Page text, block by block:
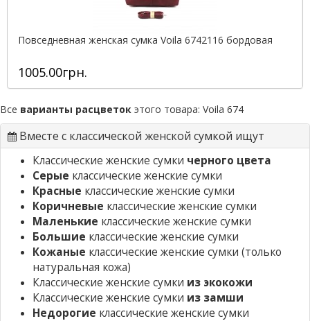
Повседневная женская сумка Voila 6742116 бордовая
1005.00грн.
Все варианты расцветок этого товара: Voila 674
Вместе с классической женской сумкой ищут
Классические женские сумки черного цвета
Серые классические женские сумки
Красные классические женские сумки
Коричневые классические женские сумки
Маленькие классические женские сумки
Большие классические женские сумки
Кожаные классические женские сумки (только
натуральная кожа)
Классические женские сумки из экокожи
Классические женские сумки из замши
Недорогие классические женские сумки